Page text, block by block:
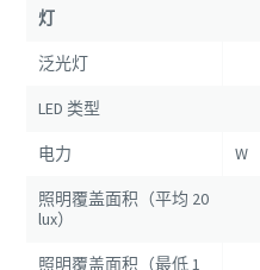
灯
泛光灯
LED 类型
电力 W
照明覆盖面积（平均 20
lux）
照明覆盖面积（最低 1